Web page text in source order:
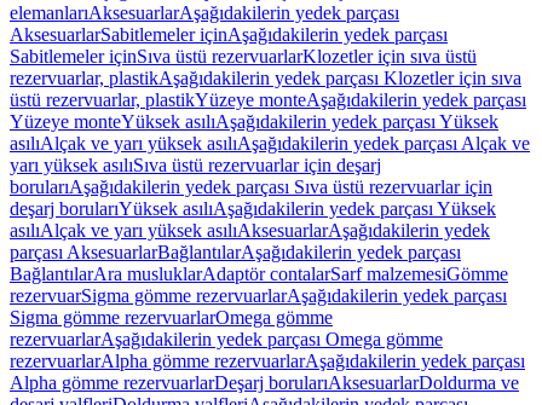
elemanlarıAksesuarlarAşağıdakilerin yedek parçası
AksesuarlarSabitlemeler içinAşağıdakilerin yedek parçası
Sabitlemeler içinSıva üstü rezervuarlarKlozetler için sıva üstü
rezervuarlar, plastikAşağıdakilerin yedek parçası Klozetler için sıva
üstü rezervuarlar, plastikYüzeye monteAşağıdakilerin yedek parçası
Yüzeye monteYüksek asılıAşağıdakilerin yedek parçası Yüksek
asılıAlçak ve yarı yüksek asılıAşağıdakilerin yedek parçası Alçak ve
yarı yüksek asılıSıva üstü rezervuarlar için deşarj
borularıAşağıdakilerin yedek parçası Sıva üstü rezervuarlar için
deşarj borularıYüksek asılıAşağıdakilerin yedek parçası Yüksek
asılıAlçak ve yarı yüksek asılıAksesuarlarAşağıdakilerin yedek
parçası AksesuarlarBağlantılarAşağıdakilerin yedek parçası
BağlantılarAra musluklarAdaptör contalarSarf malzemesiGömme
rezervuarSigma gömme rezervuarlarAşağıdakilerin yedek parçası
Sigma gömme rezervuarlarOmega gömme
rezervuarlarAşağıdakilerin yedek parçası Omega gömme
rezervuarlarAlpha gömme rezervuarlarAşağıdakilerin yedek parçası
Alpha gömme rezervuarlarDeşarj borularıAksesuarlarDoldurma ve